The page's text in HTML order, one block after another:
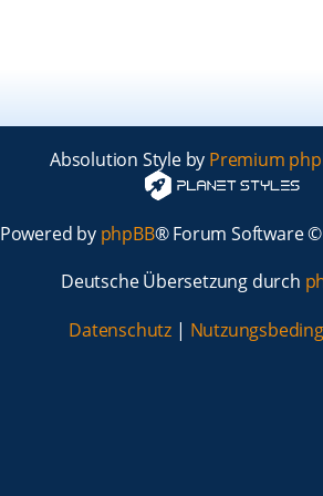
Absolution Style by Premium
Powered by phpBB® Forum Software
Deutsche Übersetzung durch
Datenschutz |